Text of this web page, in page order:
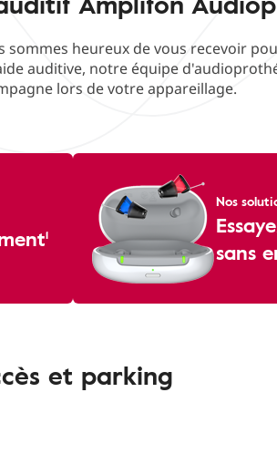
sommes heureux de vous recevoir
auditive, notre équipe
lors de votre appareillage.
Nos
sans
et parking